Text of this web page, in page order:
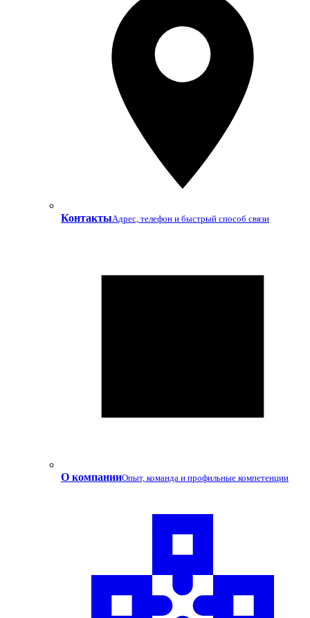
КонтактыАдрес, телефон и быстрый способ связи
О компанииОпыт, команда и профильные компетенции